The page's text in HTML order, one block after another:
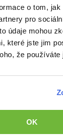
o tom, jak
pro
údaje mohou
které jste jim
že používáte
OK
softwaru
silách, aby
do nich také
Pro zapojení do
zaregistruj